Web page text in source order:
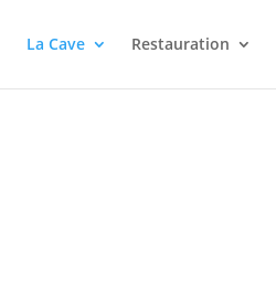
La Cave Restauration